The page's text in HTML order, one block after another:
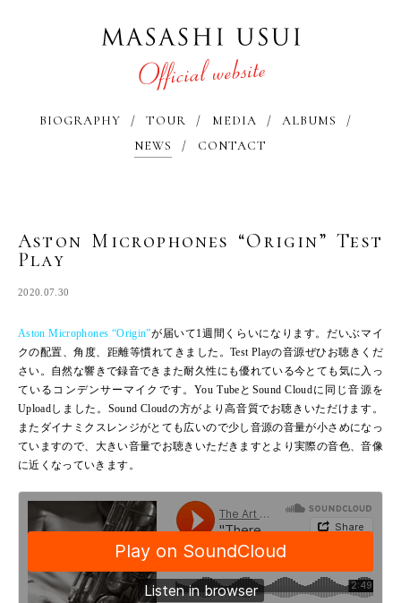
BIOGRAPHY TOUR MEDIA
ALBUMS
NEWS
CONTACT
Aston Microphones “Origin” Test
Play
2020.07.30
Aston Microphones “Origin”が届いて1週間くらいになります。だいぶマイ
クの配置、角度、距離等慣れてきました。Test Playの音源ぜひお聴きくだ
さい。自然な響きで録音できまた耐久性にも優れている今とても気に入っ
ているコンデンサーマイクです。You TubeとSound Cloudに同じ音源を
Uploadしました。Sound Cloudの方がより高音質でお聴きいただけます。
またダイナミクスレンジがとても広いので少し音源の音量が小さめになっ
ていますので、大きい音量でお聴きいただきますとより実際の音色、音像
に近くなっていきます。